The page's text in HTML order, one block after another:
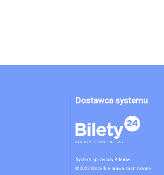
Dostawca systemu
System sprzedaży Biletów
© 2022 Wszelkie prawa zastrzeżone